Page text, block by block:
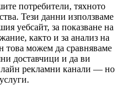
потребители, тяхното
Тези данни използваме
уебсайт, за показване на
както и за анализ на
това можем да сравняваме
доставчици и да ви
рекламни канали — но